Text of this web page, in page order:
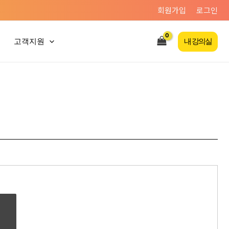
회원가입 로그인
고객지원 내 강의실